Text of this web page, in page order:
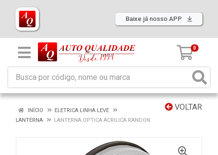
Baixe já nosso APP
0
VOLTAR
INÍCIO
ELETRICA LINHA LEVE
LANTERNA
LANTERNA OPTICA ACRILICA RANDON